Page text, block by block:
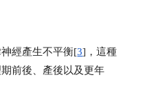
經產生不平衡[3]，這種
前後、產後以及更年